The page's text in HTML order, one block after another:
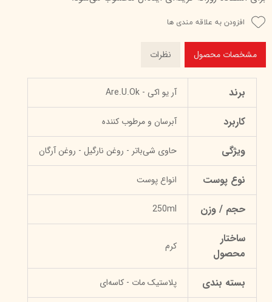
افزودن به علاقه مندی ها
مشخصات محصول نظرات
برند آر یو اکی - Are.U.Ok
کاربرد آبرسان و مرطوب کننده
ویژگی حاوی شی‌باتر - روغن نارگیل - روغن آرگان
نوع پوست انواع پوست
حجم / وزن 250ml
ساختار
محصول
کرم
بسته بندی پلاستیک مات - کاسه‌ای